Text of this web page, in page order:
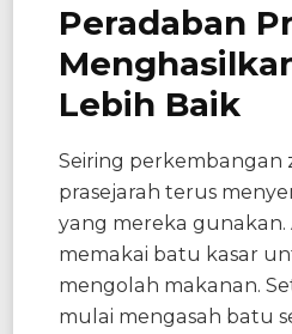
Peradaban
Lebih Baik
Seiring perkembangan
prasejarah terus
yang mereka gunakan.
memakai batu kasar
mengolah makanan.
mulai mengasah batu